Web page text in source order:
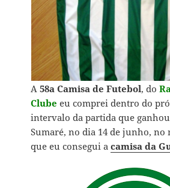
A58a Camisa de Futebol, do
Clubeeu comprei dentro do
intervalo da partida que
Sumaré, no dia 14 de junho, no
que eu consegui acamisa da